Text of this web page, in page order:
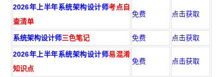
2026年上半年系统架构设计师考点自
查清单
免费 点击获取
系统架构设计师三色笔记 免费 点击获取
2026年上半年系统架构设计师易混淆
知识点
免费 点击获取